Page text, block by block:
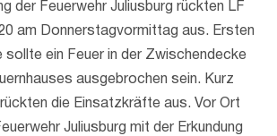
der Feuerwehr Juliusburg rückten LF
am Donnerstagvormittag aus. Ersten
sollte ein Feuer in der Zwischendecke
ausgebrochen sein. Kurz
die Einsatzkräfte aus. Vor Ort
Juliusburg mit der Erkundung